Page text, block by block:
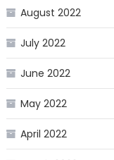
August 2022
July 2022
June 2022
May 2022
April 2022